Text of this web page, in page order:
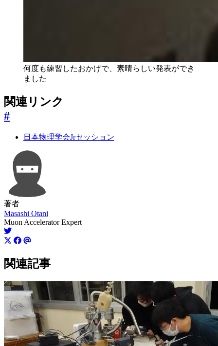
何度も練習したおかげで、素晴らしい発表ができ
ました
関連リンク
#
日本物理学会Jrセッション
著者
Masashi Otani
Muon Accelerator Expert
関連記事